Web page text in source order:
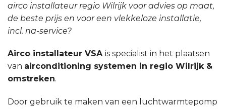
airco installateur regio Wilrijk voor advies op maat,
de beste prijs en voor een vlekkeloze installatie,
incl. na-service?
Airco installateur VSA is specialist in het plaatsen
van airconditioning systemen in regio Wilrijk &
omstreken.
Door gebruik te maken van een luchtwarmtepomp